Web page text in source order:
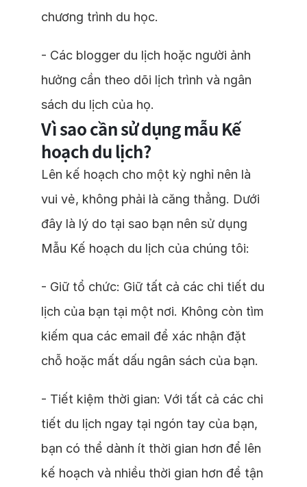
chương trình du học.
- Các blogger du lịch hoặc người ảnh
hưởng cần theo dõi lịch trình và ngân
sách du lịch của họ.
Vì sao cần sử dụng mẫu Kế
hoạch du lịch?
Lên kế hoạch cho một kỳ nghỉ nên là
vui vẻ, không phải là căng thẳng. Dưới
đây là lý do tại sao bạn nên sử dụng
Mẫu Kế hoạch du lịch của chúng tôi:
- Giữ tổ chức: Giữ tất cả các chi tiết du
lịch của bạn tại một nơi. Không còn tìm
kiếm qua các email để xác nhận đặt
chỗ hoặc mất dấu ngân sách của bạn.
- Tiết kiệm thời gian: Với tất cả các chi
tiết du lịch ngay tại ngón tay của bạn,
bạn có thể dành ít thời gian hơn để lên
kế hoạch và nhiều thời gian hơn để tận